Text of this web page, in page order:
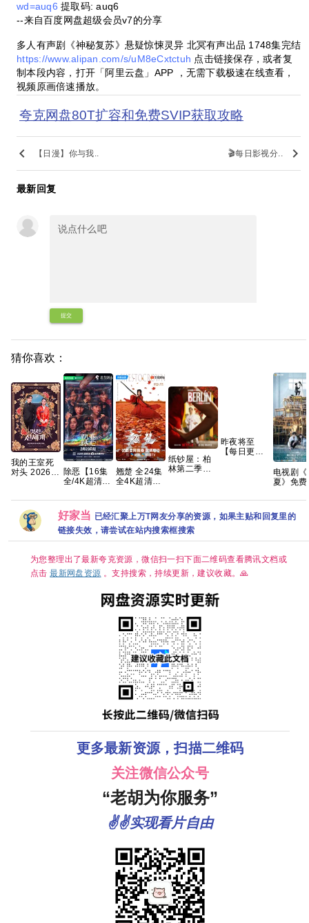
wd=auq6 提取码: auq6
--来自百度网盘超级会员v7的分享
多人有声剧《神秘复苏》悬疑惊悚灵异 北冥有声出品 1748集完结
https://www.alipan.com/s/uM8eCxtctuh 点击链接保存，或者复
制本段内容，打开「阿里云盘」APP ，无需下载极速在线查看，
视频原画倍速播放。
夸克网盘80T扩容和免费SVIP获取攻略
keyboard_arrow_left 【日漫】你与我.. 🎬每日影视分.. keyboard_arrow_right
最新回复
提交
猜你喜欢：
我的王室死
对头 2026
情】 【林智
妍 / 许南
俊】【韩剧
中字】
除恶【16集
全/4K超清臻
迷雾剧场，
开年人性犯
罪大剧 夸克
翘楚 全24集
全4K超清
字】【SDR
DDP5.1】
【完结】网
盘资源观看
纸钞屋：柏
林第二季
昨夜将至
【每日更新
电视剧《
夏》免费
度网盘资
分享
好家当 已经汇聚上万T网友分享的资源，如果主贴和回复里的
链接失效，请尝试在站内搜索框搜索
为您整理出了最新夸克资源，微信扫一扫下面二维码查看腾讯文档或
点击最新网盘资源 。支持搜索，持续更新，建议收藏。🙏
更多最新资源，扫描二维码
关注微信公众号
“老胡为你服务”
✌✌实现看片自由